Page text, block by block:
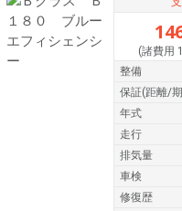
(諸費用
整備
保証(距離/
年式
走行
排気量
車検
修復歴